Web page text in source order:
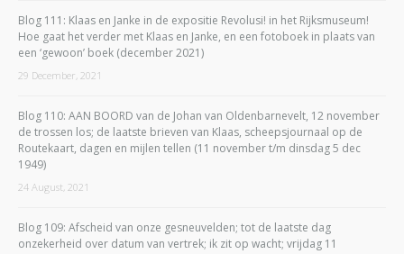
Blog 111: Klaas en Janke in de expositie Revolusi! in het Rijksmuseum!
Hoe gaat het verder met Klaas en Janke, en een fotoboek in plaats van
een ‘gewoon’ boek (december 2021)
29 December, 2021
Blog 110: AAN BOORD van de Johan van Oldenbarnevelt, 12 november
de trossen los; de laatste brieven van Klaas, scheepsjournaal op de
Routekaart, dagen en mijlen tellen (11 november t/m dinsdag 5 dec
1949)
24 August, 2021
Blog 109: Afscheid van onze gesneuvelden; tot de laatste dag
onzekerheid over datum van vertrek; ik zit op wacht; vrijdag 11